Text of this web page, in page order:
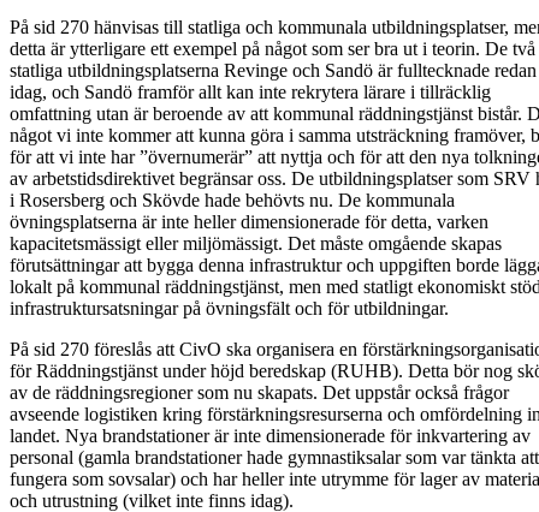
På sid 270 hänvisas till statliga och kommunala utbildningsplatser,
detta är ytterligare ett exempel på något som ser bra ut i teorin. De två
statliga utbildningsplatserna Revinge och Sandö är fulltecknade redan
idag, och Sandö framför allt kan inte rekrytera lärare i tillräcklig
omfattning utan är beroende av att kommunal räddningstjänst bistår.
något vi inte kommer att kunna göra i samma utsträckning framöver,
för att vi inte har ”övernumerär” att nyttja och för att den nya
av arbetstidsdirektivet begränsar oss. De utbildningsplatser som SRV
i Rosersberg och Skövde hade behövts nu. De kommunala
övningsplatserna är inte heller dimensionerade för detta, varken
kapacitetsmässigt eller miljömässigt. Det måste omgående skapas
förutsättningar att bygga denna infrastruktur och uppgiften borde
lokalt på kommunal räddningstjänst, men med statligt ekonomiskt
infrastruktursatsningar på övningsfält och för utbildningar.
På sid 270 föreslås att CivO ska organisera en
för Räddningstjänst under höjd beredskap (RUHB). Detta bör nog
av de räddningsregioner som nu skapats. Det uppstår också frågor
avseende logistiken kring förstärkningsresurserna och omfördelning
landet. Nya brandstationer är inte dimensionerade för inkvartering av
personal (gamla brandstationer hade gymnastiksalar som var tänkta att
fungera som sovsalar) och har heller inte utrymme för lager av
och utrustning (vilket inte finns idag).